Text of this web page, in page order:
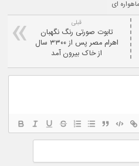
ای
قبلی
تابوت صورتی رنگ نگهبان
اهرام مصر پس از ۳۳۰۰ سال
از خاک بیرون آمد